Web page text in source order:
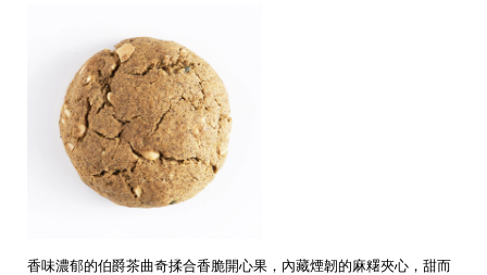
香味濃郁的伯爵茶曲奇揉合香脆開心果，內藏煙韌的麻糬夾心，甜而